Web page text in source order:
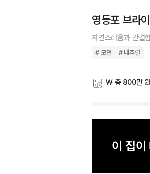
영등포 브라
자연스러움과 간결
# 모던 # 내추럴
스타일링 비용
₩ 총 800만 원
이 집